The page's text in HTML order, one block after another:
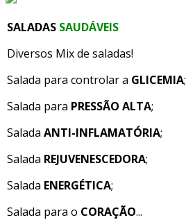
SALADAS SAUDÁVEIS
Diversos Mix de saladas!
Salada para controlar a GLICEMIA;
Salada para PRESSÃO ALTA;
Salada ANTI-INFLAMATÓRIA;
Salada REJUVENESCEDORA;
Salada ENERGÉTICA;
Salada para o CORAÇÃO...